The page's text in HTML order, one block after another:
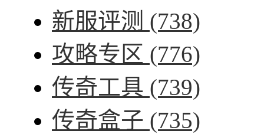
新服评测 (738)
攻略专区 (776)
传奇工具 (739)
传奇盒子 (735)